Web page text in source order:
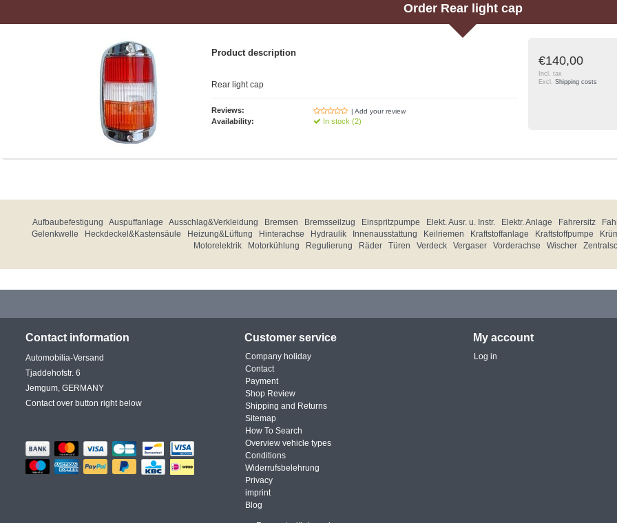
Order Rear light cap
Product description
Rear light cap
Reviews: | Add your review
Availability: In stock (2)
€140,00
Incl. tax
Excl. Shipping costs
Aufbaubefestigung Auspuffanlage Ausschlag&Verkleidung Bremsen Bremsseilzug Einspritzpumpe Elekt. Ausr. u. Instr. Elektr. Anlage Fahrersitz
Gelenkwelle
Heckdeckel&Kastensäule Heizung&Lüftung Hinterachse Hydraulik Innenausstattung Keilriemen Kraftstoffanlage Kraftstoffpumpe
Motorelektrik
Motorkühlung Regulierung Räder Türen Verdeck Vergaser Vorderachse Wischer
Contact information
Automobilia-Versand
Tjaddehofstr. 6
Jemgum, GERMANY
Contact over button right below
Customer service
Company holiday
Contact
Payment
Shop Review
Shipping and Returns
Sitemap
How To Search
Overview vehicle types
Conditions
Widerrufsbelehrung
Privacy
imprint
Blog
My account
Log in